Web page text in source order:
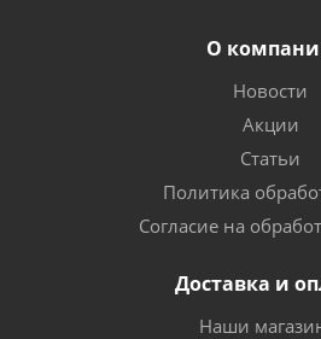
О
Новости
Акции
Статьи
Политика
Согласие на
Доставка и
Наши